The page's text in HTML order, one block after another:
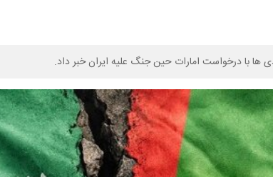
ها با درخواست امارات حین جنگ علیه ایران خبر داد.